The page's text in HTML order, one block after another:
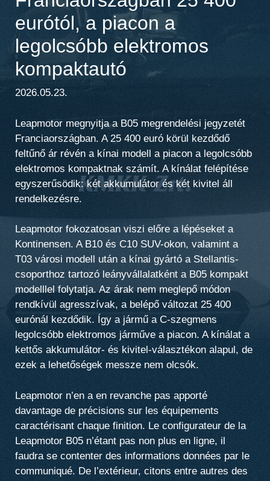
eurótól, a piacon a
legolcsóbb elektromos
kompaktautó
2026.05.23.
Leapmotor megnyitja a B05 megrendelési jegyzetét
Franciaországban. A 25 400 euró körül kezdődő
feltűnő ár révén a kínai modell a piacon a legolcsóbb
elektromos kompaktnak számít. A kínálat felépítése
egyszerűsödik: két akkumulátor és két kivitel áll
rendelkezésre.
Leapmotor fokozatosan viszi előre a lépéseket a
Kontinensen. A B10 és C10 SUV-okon, valamint a
T03 városi modell után a kínai gyártó a Stellantis-
csoporthoz tartozó leányvállalatként a B05 kompakt
modelllel folytatja. Az árak nem meglepő módon
rendkívül agresszívak, a belépő változat 25 400
eurónál kezdődik. Így a jármű a C-szegmens
legolcsóbb elektromos járműve a piacon. A kínálat a
kettős akkumulátor- és kivitel-választékon alapul, de
ezek a lehetőségek messze nem olcsók.
Leapmotor n’en a en revanche pas apporté
davantage de précisions sur les équipements
caractérisant chaque finition. Le configurateur de la
Leapmotor B05 n’étant pas non plus en ligne, il
faudra se contenter des informations données par le
communiqué. De l’extérieur, citons entre autres des